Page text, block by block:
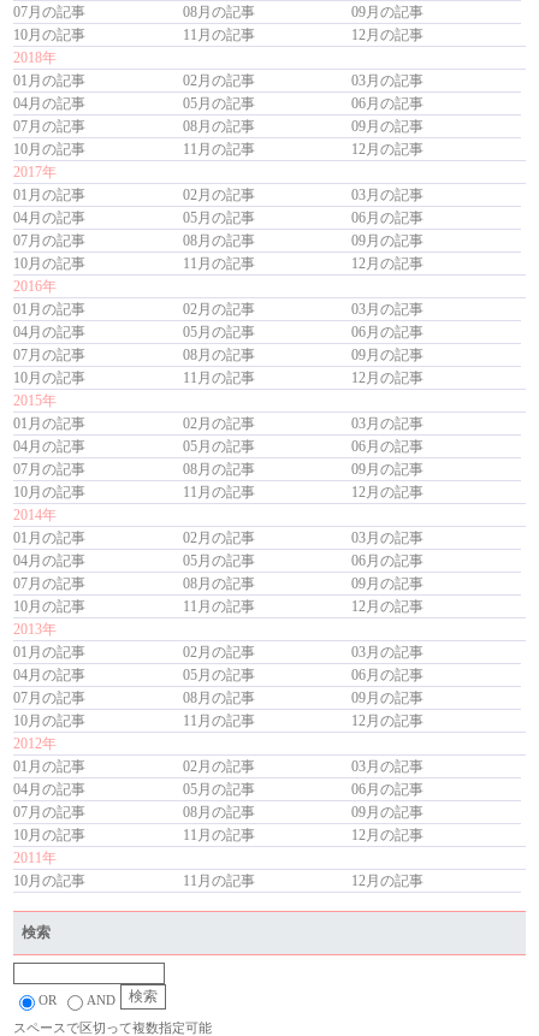
07月の記事
08月の記事
09月の記事
10月の記事
11月の記事
12月の記事
2018年
01月の記事
02月の記事
03月の記事
04月の記事
05月の記事
06月の記事
07月の記事
08月の記事
09月の記事
10月の記事
11月の記事
12月の記事
2017年
01月の記事
02月の記事
03月の記事
04月の記事
05月の記事
06月の記事
07月の記事
08月の記事
09月の記事
10月の記事
11月の記事
12月の記事
2016年
01月の記事
02月の記事
03月の記事
04月の記事
05月の記事
06月の記事
07月の記事
08月の記事
09月の記事
10月の記事
11月の記事
12月の記事
2015年
01月の記事
02月の記事
03月の記事
04月の記事
05月の記事
06月の記事
07月の記事
08月の記事
09月の記事
10月の記事
11月の記事
12月の記事
2014年
01月の記事
02月の記事
03月の記事
04月の記事
05月の記事
06月の記事
07月の記事
08月の記事
09月の記事
10月の記事
11月の記事
12月の記事
2013年
01月の記事
02月の記事
03月の記事
04月の記事
05月の記事
06月の記事
07月の記事
08月の記事
09月の記事
10月の記事
11月の記事
12月の記事
2012年
01月の記事
02月の記事
03月の記事
04月の記事
05月の記事
06月の記事
07月の記事
08月の記事
09月の記事
10月の記事
11月の記事
12月の記事
2011年
10月の記事
11月の記事 12月の記事
検索
OR AND
スペースで区切って複数指定可能